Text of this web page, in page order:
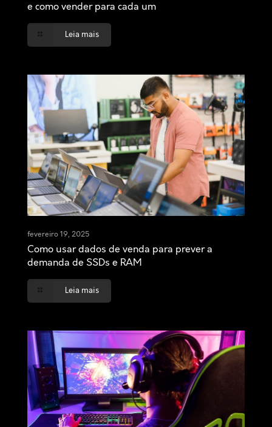
e como vender para cada um
Leia mais
fevereiro 19, 2025
Como usar dados de venda para prever a
demanda de SSDs e RAM
Leia mais